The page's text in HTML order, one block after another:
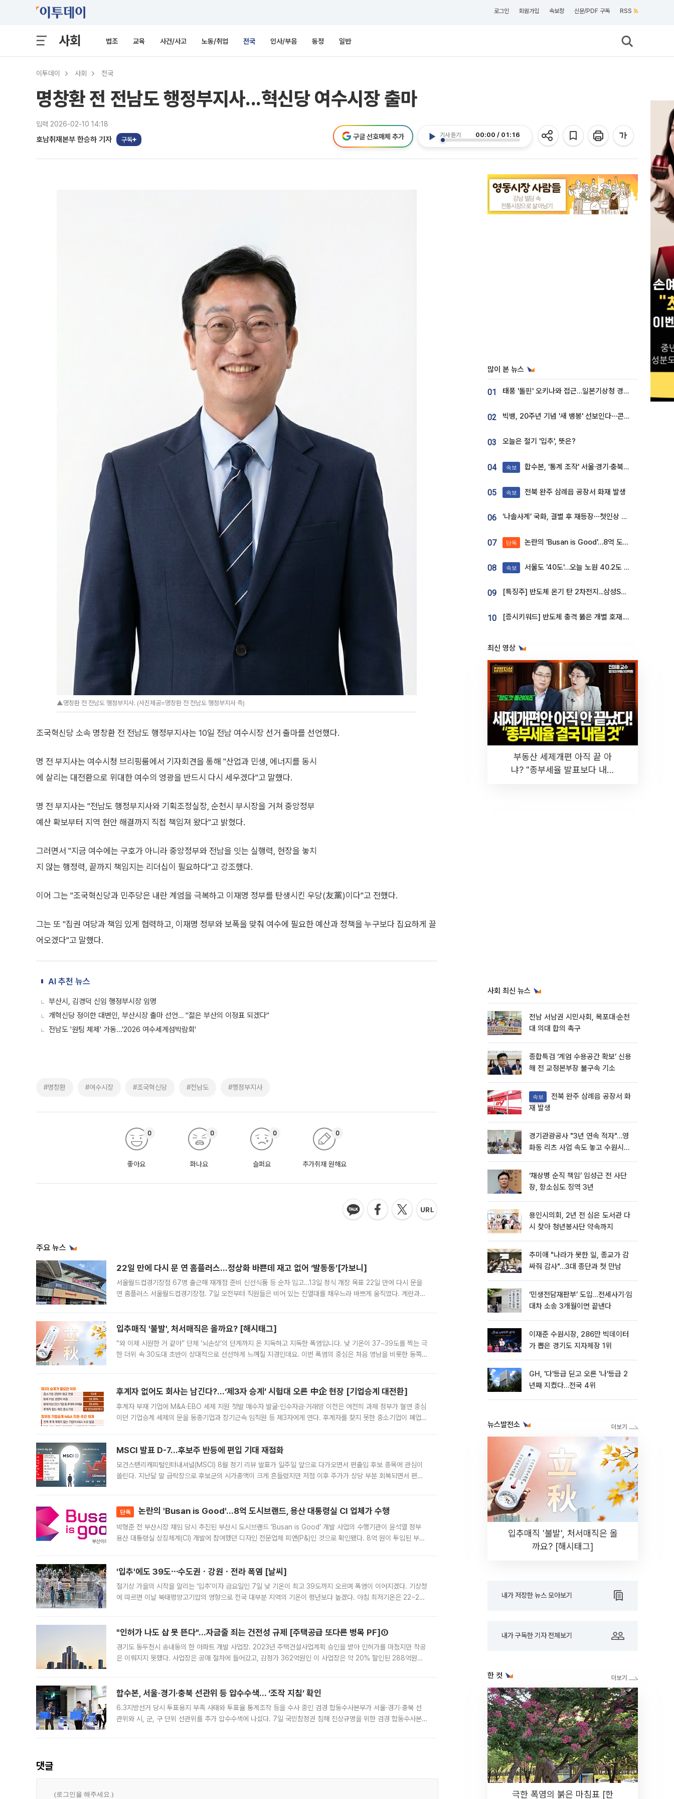
로그인 회원가입 속보창 신문/PDF 구독 RSS
사회 법조 교육 사건/사고 노동/취업 전국 인사/부음 동정 일반
이투데이 사회 전국
명창환 전 전남도 행정부지사...혁신당 여수시장 출마
입력 2026-02-10 14:18
호남취재본부 한승하 기자 구독
기사 듣기 00:00 / 01:16
구글 선호매체 추가
▲명창환 전 전남도 행정부지사. (사진제공=명창환 전 전남도 행정부지사 측)
조국혁신당 소속 명창환 전 전남도 행정부지사는 10일 전남 여수시장 선거 출마를 선언했다.
명 전 부지사는 여수시청 브리핑룸에서 기자회견을 통해 "산업과 민생, 에너지를 동시
에 살리는 대전환으로 위대한 여수의 영광을 반드시 다시 세우겠다"고 말했다.
명 전 부지사는 "전남도 행정부지사와 기획조정실장, 순천시 부시장을 거쳐 중앙정부
예산 확보부터 지역 현안 해결까지 직접 책임져 왔다"고 밝혔다.
그러면서 "지금 여수에는 구호가 아니라 중앙정부와 전남을 잇는 실행력, 현장을 놓치
지 않는 행정력, 끝까지 책임지는 리더십이 필요하다"고 강조했다.
이어 그는 "조국혁신당과 민주당은 내란 계엄을 극복하고 이재명 정부를 탄생시킨 우당(友黨)이다"고 전했다.
그는 또 "집권 여당과 책임 있게 협력하고, 이재명 정부와 보폭을 맞춰 여수에 필요한 예산과 정책을 누구보다 집요하게 끌
어오겠다"고 말했다.
AI 추천 뉴스
부산시, 김경덕 신임 행정부시장 임명
개혁신당 정이한 대변인, 부산시장 출마 선언… "젊은 부산의 이정표 되겠다"
전남도 '원팀 체제' 가동...'2026 여수세계섬박람회'
#명창환 #여수시장 #조국혁신당 #전남도 #행정부지사
좋아요
0
화나요
0
슬퍼요
0
추가취재 원해요
0
주요 뉴스
22일 만에 다시 문 연 홈플러스…정상화 바쁜데 재고 없어 ‘발동동’[가보니]
서울월드컵경기장점 67명 출근해 재개점 준비 신선식품 등 순차 입고…13일 정식 개장 목표 22일 만에 다시 문을
연 홈플러스 서울월드컵경기장점. 7일 오전부터 직원들은 비어 있는 진열대를 채우느라 바쁘게 움직였다. 계란과
입추매직 '불발', 처서매직은 올까요? [해시태그]
“와 이제 시원한 거 같아” 단체 ‘뇌손상’의 단계까지 온 지독하고 지독한 폭염입니다. 낮 기온이 37~39도를 찍는 극
한 더위 속 30도대 초반이 상대적으로 선선하게 느껴질 지경인데요. 이번 폭염의 중심은 처음 영남을 비롯한 동쪽
후계자 없어도 회사는 남긴다?…‘제3자 승계’ 시험대 오른 中企 현장 [기업승계 대전환]
후계자 부재 기업에 M&A·EBO 세제 지원 첫발 매수자 발굴·인수자금·거래망 이전은 여전히 과제 정부가 혈연 중심
이던 기업승계 세제의 문을 동종기업과 장기근속 임직원 등 제3자에게 연다. 후계자를 찾지 못한 중소기업이 폐업
MSCI 발표 D-7…후보주 반등에 편입 기대 재점화
모건스탠리캐피털인터내셔널(MSCI) 8월 정기 리뷰 발표가 일주일 앞으로 다가오면서 편출입 후보 종목에 관심이
쏠린다. 지난달 말 급락장으로 후보군의 시가총액이 크게 흔들렸지만 저점 이후 주가가 상당 부분 회복되면서 편입
단독 논란의 'Busan is Good'…8억 도시브랜드, 용산 대통령실 CI 업체가 수행
박형준 전 부산시장 재임 당시 추진된 부산시 도시브랜드 ‘Busan is Good’ 개발 사업의 수행기관이 윤석열 정부
용산 대통령실 상징체계(CI) 개발에 참여했던 디자인 전문업체 피앤(P&)인 것으로 확인됐다. 8억 원이 투입된 부산
'입추'에도 39도⋯수도권ㆍ강원ㆍ전라 폭염 [날씨]
절기상 가을의 시작을 알리는 ‘입추’이자 금요일인 7일 낮 기온이 최고 39도까지 오르며 폭염이 이어지겠다. 기상청
에 따르면 이날 북태평양고기압의 영향으로 전국 대부분 지역의 기온이 평년보다 높겠다. 아침 최저기온은 22~27
"인허가 나도 삽 못 뜬다"…자금줄 죄는 건전성 규제 [주택공급 또다른 병목 PF]①
경기도 동두천시 송내동의 한 아파트 개발 사업장. 2023년 주택건설사업계획 승인을 받아 인허가를 마쳤지만 착공
은 이뤄지지 못했다. 사업장은 공매 절차에 들어갔고, 감정가 362억원인 이 사업장은 약 20% 할인된 288억원에
합수본, 서울·경기·충북 선관위 등 압수수색… ‘조작 지침’ 확인
6.3지방선거 당시 투표용지 부족 사태와 투표율 통계조작 등을 수사 중인 검경 합동수사본부가 서울·경기·충북 선
관위와 시, 군, 구 단위 선관위를 추가 압수수색에 나섰다. 7일 국민참정권 침해 진상규명을 위한 검경 합동수사본
댓글
많이 본 뉴스
01 태풍 '돌핀' 오키나와 접근…일본기상청 경로 업데이트
02 빅뱅, 20주년 기념 '새 뱅봉' 선보인다⋯콘서트 앞두고 팝업 개최
03 오늘은 절기 '입추', 뜻은?
04 속보 합수본, '통계 조작' 서울·경기·충북 선관위 등 추가 압수수색
05 속보 전북 완주 삼례읍 공장서 화재 발생
06 ‘나솔사계’ 국화, 결별 후 재등장⋯첫인상 투표 휩쓸고 ‘인기녀’ 등극
07 단독 논란의 'Busan is Good'…8억 도시브랜드, 용산 대통령실 CI 업체가 수행
08 속보 서울도 '40도'…오늘 노원 40.2도 기록
09 [특징주] 반도체 온기 탄 2차전지...삼성SDI, 장 초반 7% 넘게 껑충
10 [증시키워드] 반도체 충격 뚫은 개별 호재...포스코퓨처엠·에코프로·한화솔루션 '눈길'
최신 영상
부동산 세제개편 아직 끝 아
냐? "종부세율 발표보다 내릴
사회 최신 뉴스
전남 서남권 시민사회, 목포대·순천
대 의대 합의 촉구
종합특검 ‘계엄 수용공간 확보’ 신용
해 전 교정본부장 불구속 기소
속보
재 발생
경기관광공사 "3년 연속 적자"…영
화동 리츠 사업 속도 놓고 수원시와
‘채상병 순직 책임’ 임성근 전 사단
장, 항소심도 징역 3년
용인시의회, 2년 전 심은 도서관 다
시 찾아 청년봉사단 약속까지
추미애 "나라가 못한 일, 종교가 감
싸줘 감사"…3대 종단과 첫 만남
‘민생전담재판부’ 도입…전세사기·임
대차 소송 3개월이면 끝낸다
이재준 수원시장, 286만 빅데이터
가 뽑은 경기도 지자체장 1위
GH, '다'등급 딛고 오른 '나'등급 2
년째 지켰다…전국 4위
뉴스발전소
입추매직 '불발', 처서매직은 올
까요? [해시태그]
내가 저장한 뉴스 모아보기
내가 구독한 기자 전체보기
한 컷
극한 폭염의 붉은 마침표 [한